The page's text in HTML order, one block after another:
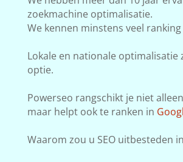
zoekmachine optimalisatie.
We kennen minstens veel
Lokale en nationale optimalisatie
optie.
Powerseo rangschikt je niet
maar helpt ook te ranken in
Waarom zou u SEO uitbesteden